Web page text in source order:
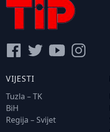
VIJESTI
Tuzla – TK
BiH
Regija – Svijet